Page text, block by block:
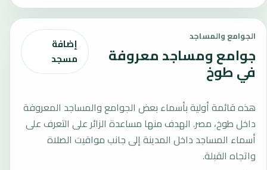
الجوامع والمساجد
جوامع ومساجد معروفة
في طوخ
إضافة
مسجد
هذه قائمة أولية بأسماء بعض الجوامع والمساجد المعروفة
داخل طوخ، مصر. الهدف منها مساعدة الزائر على التعرف على
أسماء المساجد داخل المدينة إلى جانب مواقيت الصلاة
واتجاه القبلة.